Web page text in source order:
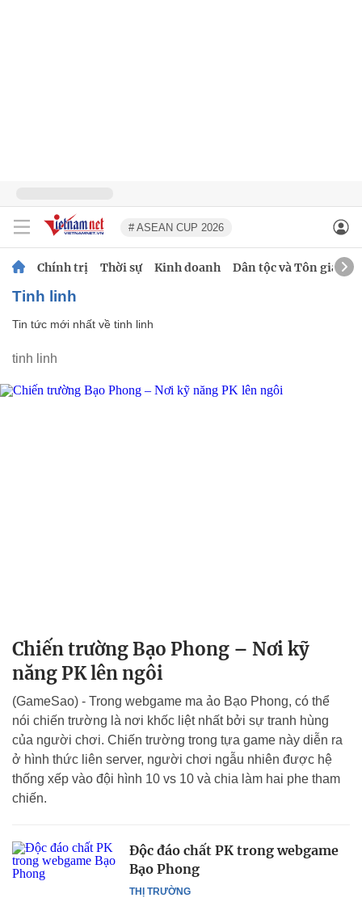
# ASEAN CUP 2026
Chính trị Thời sự Kinh doanh Dân tộc và Tôn giáo
tinh linh
Tin tức mới nhất về tinh linh
tinh linh
Chiến trường Bạo Phong – Nơi kỹ
năng PK lên ngôi
(GameSao) - Trong webgame ma ảo Bạo Phong, có thể
nói chiến trường là nơi khốc liệt nhất bởi sự tranh hùng
của người chơi. Chiến trường trong tựa game này diễn ra
ở hình thức liên server, người chơi ngẫu nhiên được hệ
thống xếp vào đội hình 10 vs 10 và chia làm hai phe tham
chiến.
THỊ TRƯỜNG
Độc đáo chất PK trong webgame
Bạo Phong